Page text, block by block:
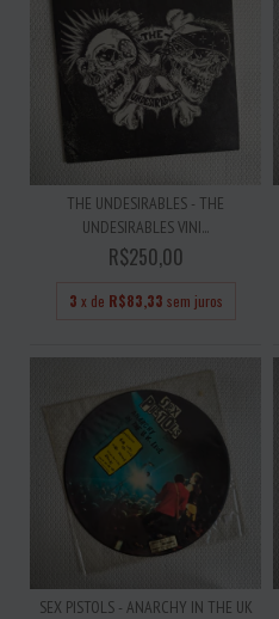
THE UNDESIRABLES - THE
UNDESIRABLES VINI...
R$250,00
3 x de R$83,33 sem juros
SEX PISTOLS - ANARCHY IN THE UK